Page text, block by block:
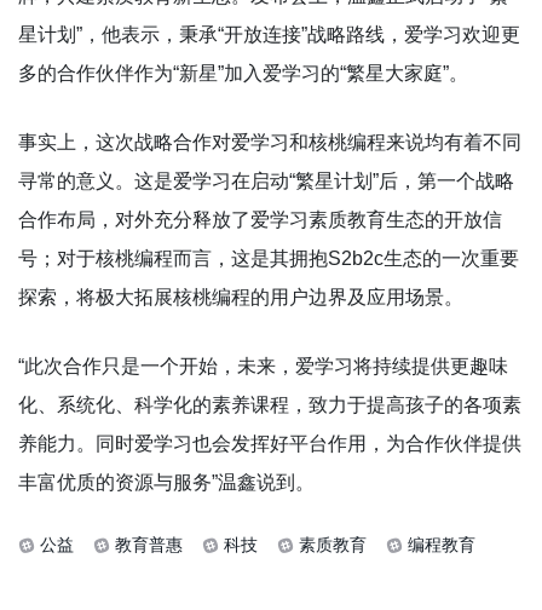
星计划”，他表示，秉承“开放连接”战略路线，爱学习欢迎更
多的合作伙伴作为“新星”加入爱学习的“繁星大家庭”。
事实上，这次战略合作对爱学习和核桃编程来说均有着不同
寻常的意义。这是爱学习在启动“繁星计划”后，第一个战略
合作布局，对外充分释放了爱学习素质教育生态的开放信
号；对于核桃编程而言，这是其拥抱S2b2c生态的一次重要
探索，将极大拓展核桃编程的用户边界及应用场景。
“此次合作只是一个开始，未来，爱学习将持续提供更趣味
化、系统化、科学化的素养课程，致力于提高孩子的各项素
养能力。同时爱学习也会发挥好平台作用，为合作伙伴提供
丰富优质的资源与服务”温鑫说到。
公益 教育普惠 科技 素质教育 编程教育